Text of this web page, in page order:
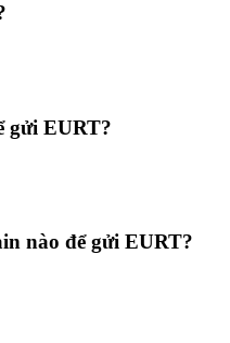
gửi EURT?
nào để gửi EURT?